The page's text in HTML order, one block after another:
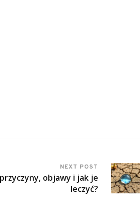
NEXT POST
objawy i jak je
leczyć?